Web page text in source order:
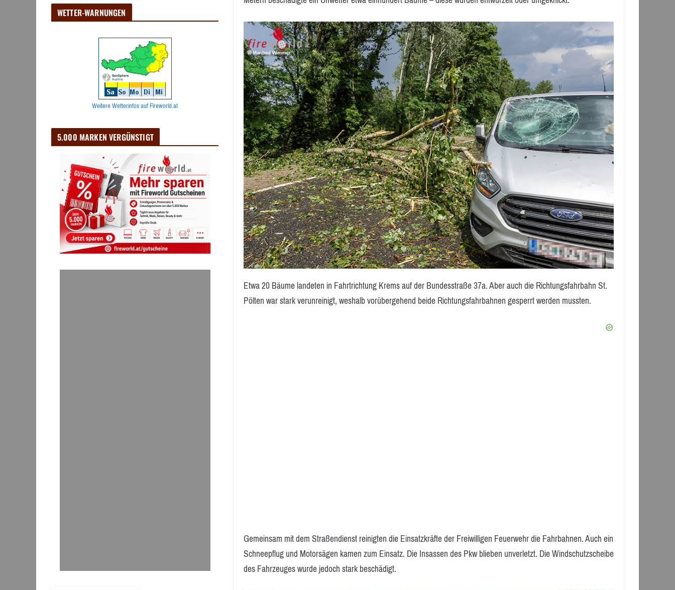
Etwa 20 Bäume landeten in Fahrtrichtung Krems auf der Bundesstraße 37a. Aber auch die Richtungsfahrbahn St.
Pölten war stark verunreinigt, weshalb vorübergehend beide Richtungsfahrbahnen gesperrt werden mussten.
Gemeinsam mit dem Straßendienst reinigten die Einsatzkräfte der Freiwilligen Feuerwehr die Fahrbahnen. Auch ein
Schneepflug und Motorsägen kamen zum Einsatz. Die Insassen des Pkw blieben unverletzt. Die Windschutzscheibe
des Fahrzeuges wurde jedoch stark beschädigt.
WETTER-WARNUNGEN
Weitere Wetterinfos auf Fireworld.at
5.000 MARKEN VERGÜNSTIGT